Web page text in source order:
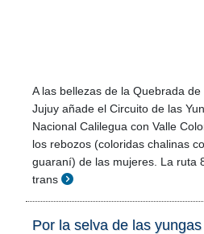
A las bellezas de la Quebrada de
Jujuy añade el Circuito de las
Nacional Calilegua con Valle
los rebozos (coloridas chalinas
guaraní) de las mujeres. La ruta
trans
Por la selva de las yungas